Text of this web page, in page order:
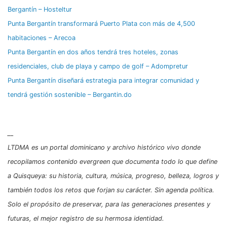
Bergantín – Hosteltur
Punta Bergantín transformará Puerto Plata con más de 4,500
habitaciones – Arecoa
Punta Bergantín en dos años tendrá tres hoteles, zonas
residenciales, club de playa y campo de golf – Adompretur
Punta Bergantín diseñará estrategia para integrar comunidad y
tendrá gestión sostenible – Bergantin.do
LTDMA es un portal dominicano y archivo histórico vivo donde
recopilamos contenido evergreen que documenta todo lo que define
a Quisqueya: su historia, cultura, música, progreso, belleza, logros y
también todos los retos que forjan su carácter. Sin agenda política.
Solo el propósito de preservar, para las generaciones presentes y
futuras, el mejor registro de su hermosa identidad.